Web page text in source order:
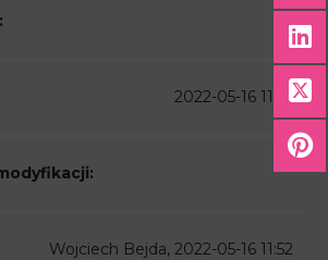
2022-05-16 11:52
Wojciech Bejda, 2022-05-16 11:52